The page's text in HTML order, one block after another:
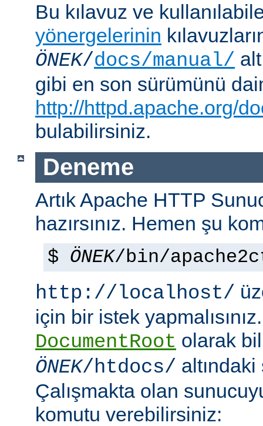
Bu kılavuz ve
yönergelerinin
ÖNEK/docs/manual/
gibi en son sürümünü
http://httpd.apache.org/
bulabilirsiniz.
Deneme
Artık Apache HTTP
hazırsınız. Hemen şu
$ ÖNEK/bin/
http://localhost/
için bir istek
DocumentRoot olarak
ÖNEK/htdocs/
Çalışmakta olan
komutu verebilirsiniz: